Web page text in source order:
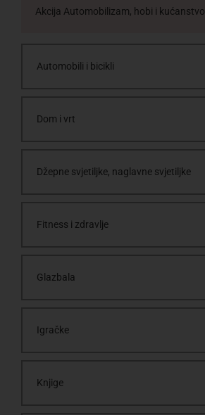
Akcija Automobilizam, hobi i kućanstvo
Automobili i bicikli
Dom i vrt
Džepne svjetiljke, naglavne svjetiljke
Fitness i zdravlje
Glazbala
Igračke
Knjige